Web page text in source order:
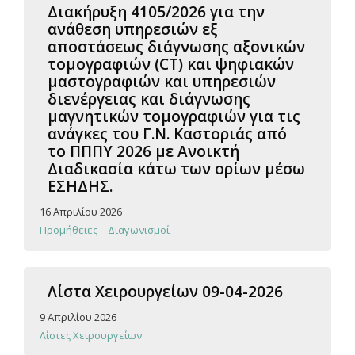
Διακήρυξη 4105/2026 για την
ανάθεση υπηρεσιών εξ
αποστάσεως διάγνωσης αξονικών
τομογραφιών (CT) και ψηφιακών
μαστογραφιών και υπηρεσιών
διενέργειας και διάγνωσης
μαγνητικών τομογραφιών για τις
ανάγκες του Γ.Ν. Καστοριάς από
το ΠΠΠΥ 2026 με Ανοικτή
Διαδικασία κάτω των ορίων μέσω
ΕΣΗΔΗΣ.
16 Απριλίου 2026
Προμήθειες – Διαγωνισμοί
Λίστα Χειρουργείων 09-04-2026
9 Απριλίου 2026
Λίστες Χειρουργείων